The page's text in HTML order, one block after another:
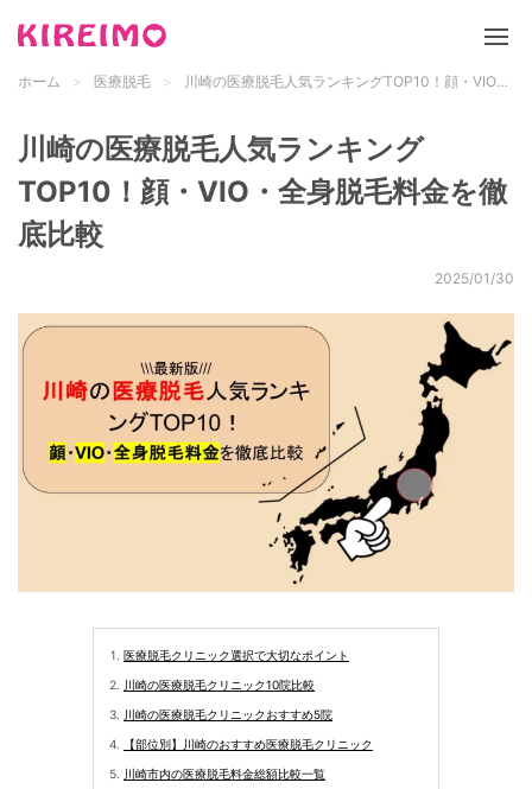
脱毛サロン
医療脱毛
メンズ脱毛
ホーム 医療脱毛 川崎の医療脱毛人気ランキングTOP10！顔・VIO・全身脱毛料金を徹底比較
川崎の医療脱毛人気ランキング
TOP10！顔・VIO・全身脱毛料金を徹
底比較
2025/01/30
医療脱毛クリニック選択で大切なポイント
川崎の医療脱毛クリニック10院比較
川崎の医療脱毛クリニックおすすめ5院
【部位別】川崎のおすすめ医療脱毛クリニック
川崎市内の医療脱毛料金総額比較一覧